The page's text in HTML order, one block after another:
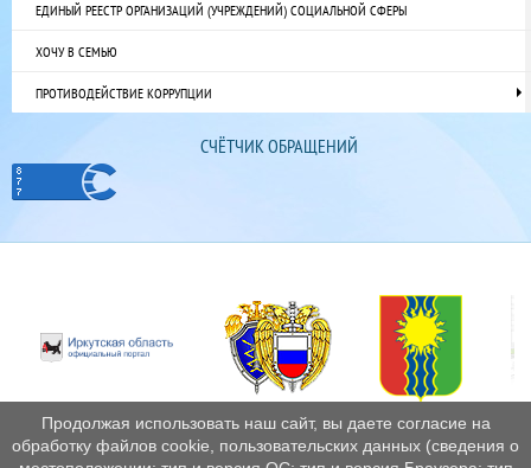
ЕДИНЫЙ РЕЕСТР ОРГАНИЗАЦИЙ (УЧРЕЖДЕНИЙ) СОЦИАЛЬНОЙ СФЕРЫ
ХОЧУ В СЕМЬЮ
ПРОТИВОДЕЙСТВИЕ КОРРУПЦИИ
СЧЁТЧИК ОБРАЩЕНИЙ
Продолжая использовать наш сайт, вы даете согласие на
обработку файлов cookie, пользовательских данных (сведения о